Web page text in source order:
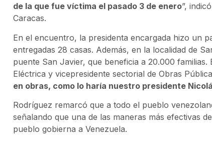
de la que fue víctima el pasado 3 de enero”,
Caracas.
En el encuentro, la presidenta encargada hizo un
entregadas 28 casas. Además, en la localidad de
puente San Javier, que beneficia a 20.000
Eléctrica y vicepresidente sectorial de Obras
en obras, como lo haría nuestro presidente
Rodríguez remarcó que a todo el pueblo
señalando que una de las maneras más efectivas
pueblo gobierna a Venezuela.